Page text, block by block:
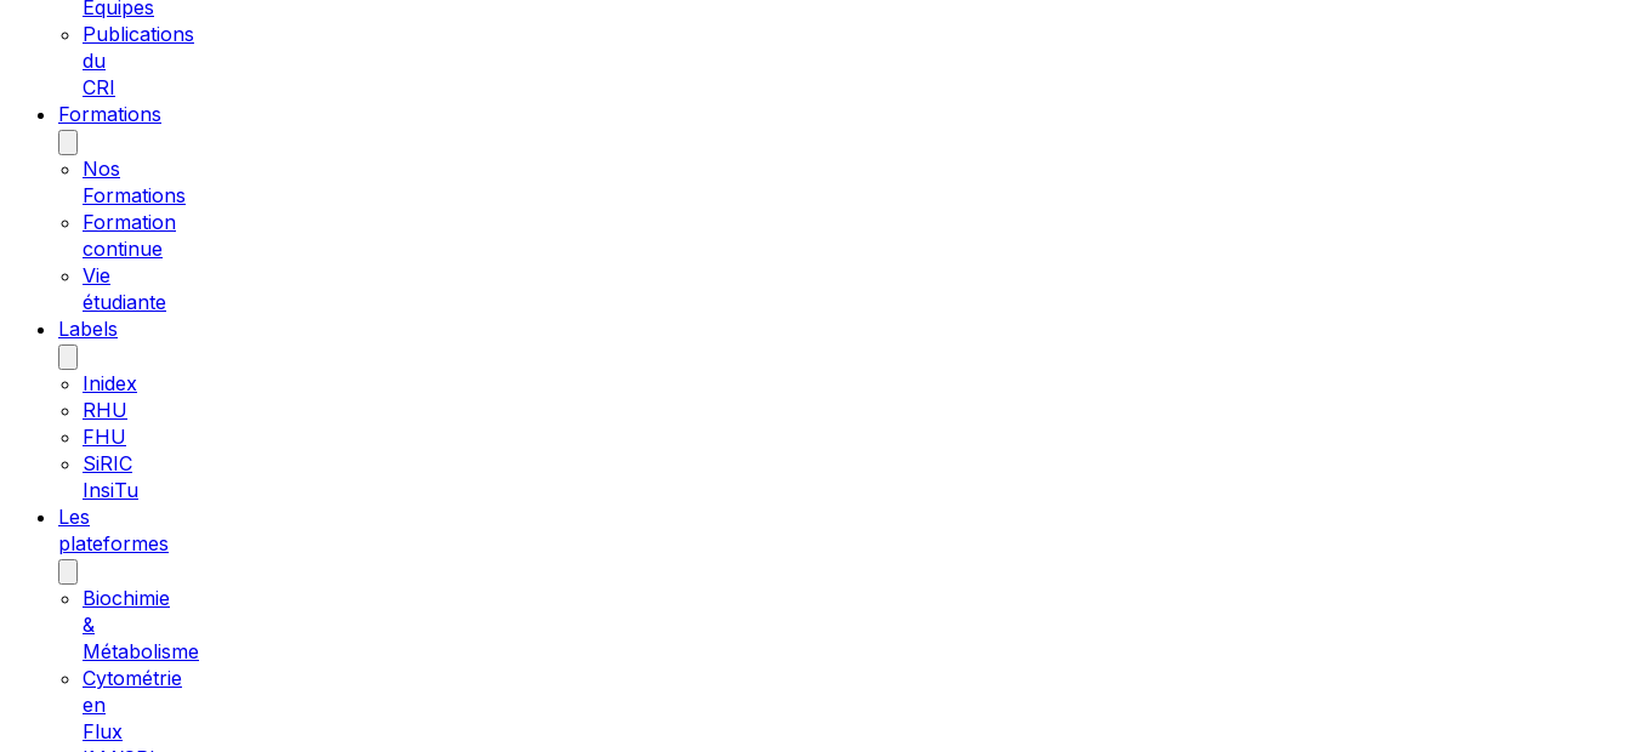
Équipes
Publications
du
CRI
Formations
Nos
Formations
Formation
continue
Vie
étudiante
Labels
Inidex
RHU
FHU
SiRIC
InsiTu
Les
plateformes
Biochimie
&
Métabolisme
Cytométrie
en
Flux